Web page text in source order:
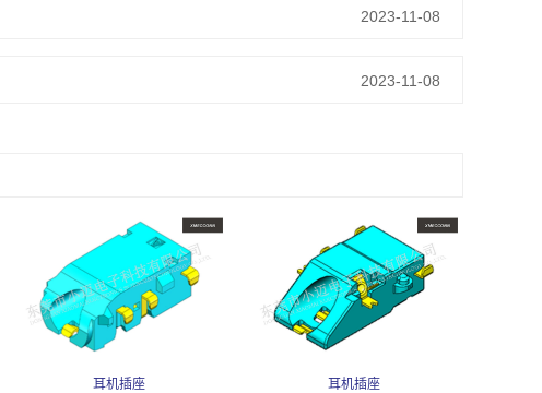
2023-11-08
2023-11-08
耳机插座 耳机插座